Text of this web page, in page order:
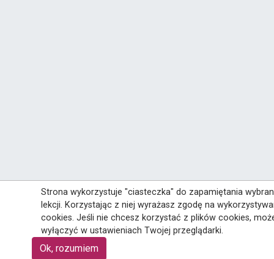
Strona wykorzystuje "ciasteczka" do zapamiętania
lekcji. Korzystając z niej wyrażasz zgodę na
cookies. Jeśli nie chcesz korzystać z plików cookies,
wyłączyć w ustawieniach Twojej przeglądarki.
Ok, rozumiem